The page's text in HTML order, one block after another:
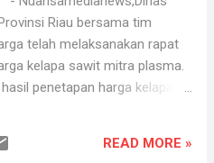
Dari 128 PPLN, sudah hadir
menyatakan pada hari ini
semua komisioner KPU
oleh DKPP. Pemeriksaan itu
Pemilu. Dia pun langsung
Riau bersama tim
telah melaksanakan rapat
kelapa sawit mitra plasma.
penetapan harga kelapa
kajian dari PPKS Medan yang
READ MORE »